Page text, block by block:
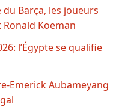
Barça, les joueurs
Koeman
l’Égypte se qualifie
Emerick Aubameyang